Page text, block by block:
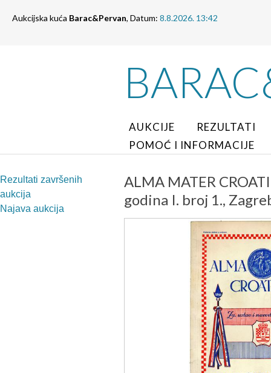
Aukcijska kuća Barac&Pervan, Datum: 8.8.2026. 13:42
AUKCIJE
REZULTATI
POMOĆ I INFORMACIJE
Rezultati završenih
aukcija
Najava aukcija
ALMA MATER
godina I. broj 1.,